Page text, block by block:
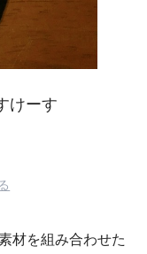
けーす
材を組み合わせた